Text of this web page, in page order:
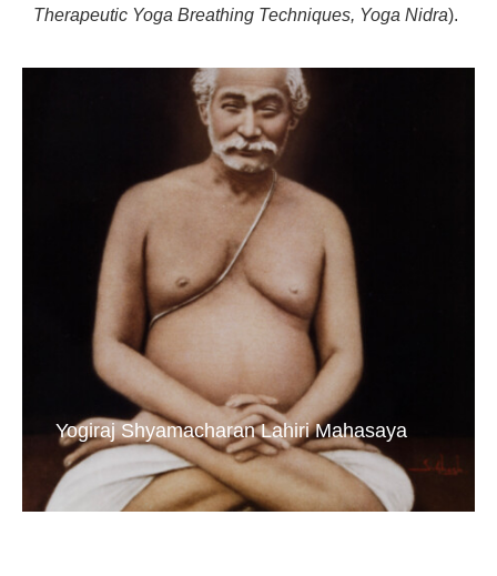
Therapeutic Yoga Breathing Techniques, Yoga Nidra).
Yogiraj Shyamacharan Lahiri Mahasaya